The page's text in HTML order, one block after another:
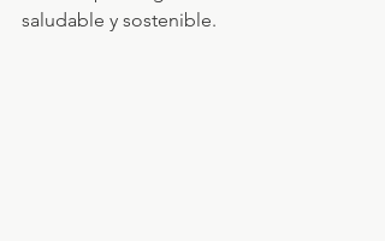
saludable y sostenible.